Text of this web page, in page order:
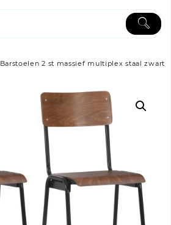
Barstoelen 2 st massief multiplex staal zwart